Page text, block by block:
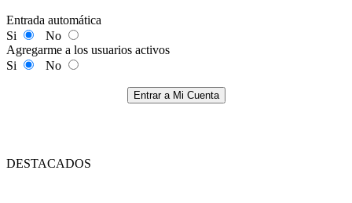
Entrada automática
Si
No
Agregarme a los usuarios activos
Si
No
Entrar a Mi Cuenta
DESTACADOS